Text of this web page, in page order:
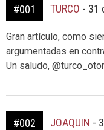
#001 TURCO - 31
Gran artículo, como
argumentadas en
Un saludo,
#002 JOAQUIN -